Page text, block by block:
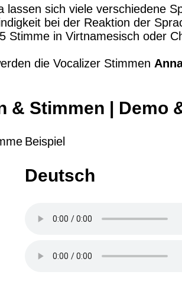
lassen sich viele verschiedene
bei der Reaktion der
Stimme in Virtnamesisch oder
die Vocalizer Stimmen
& Stimmen | Demo
Beispiel
Deutsch